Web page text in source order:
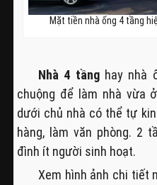
Mặt tiền nhà ống 4 tầng
Nhà 4 tầnghay nhà
chuộng để làm nhà vừa
dưới chủ nhà có thể tự
hàng, làm văn phòng. 2
đình ít người sinh hoạt.
Xem hình ảnh chi tiết